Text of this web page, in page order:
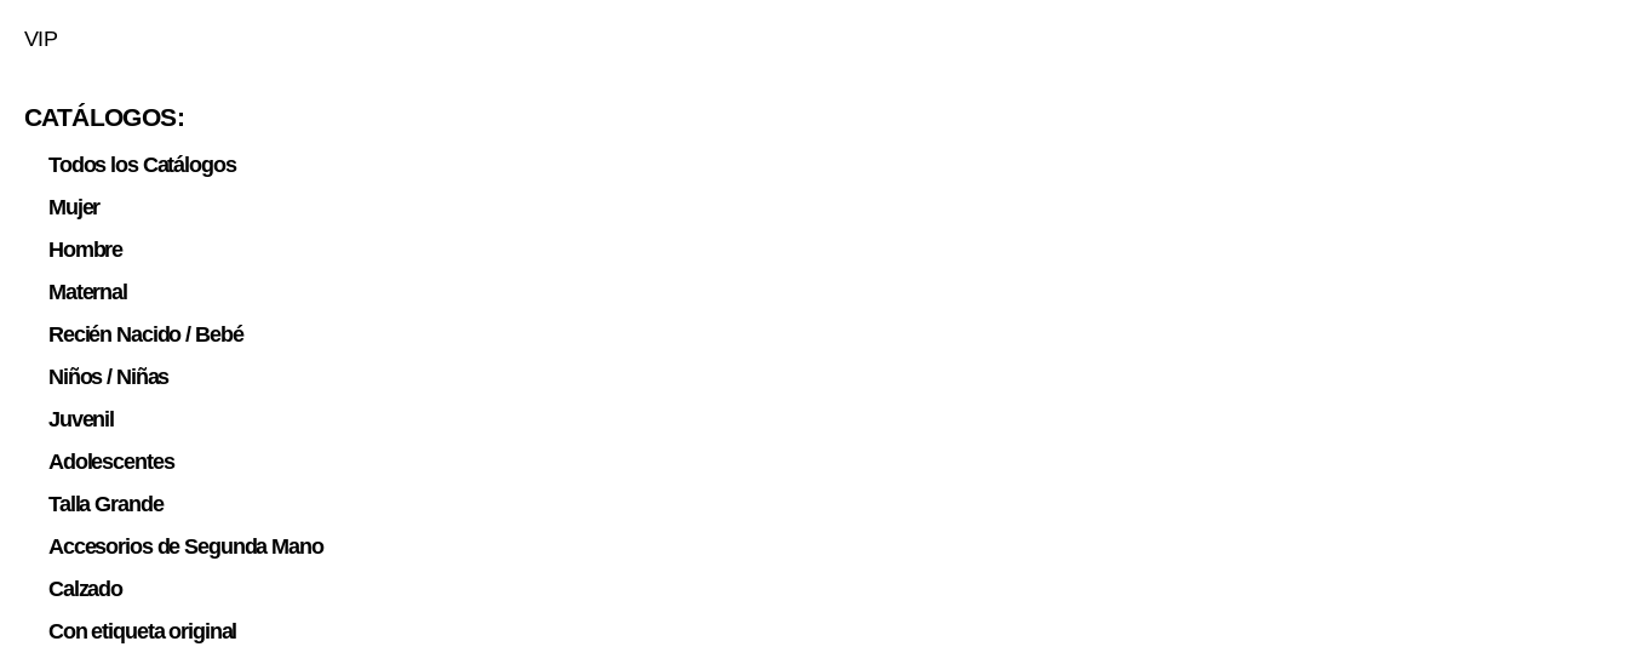
VIP
CATÁLOGOS:
Todos los Catálogos
Mujer
Hombre
Maternal
Recién Nacido / Bebé
Niños / Niñas
Juvenil
Adolescentes
Talla Grande
Accesorios de Segunda Mano
Calzado
Con etiqueta original